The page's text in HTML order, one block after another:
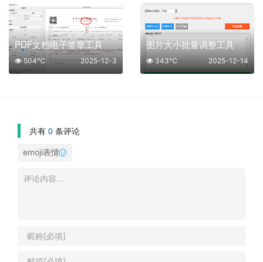
PDF文档电子签章工具
2025-12-3
504℃
图片大小批量调整工具
2025-12-14
343℃
共有 0 条评论
emoji表情